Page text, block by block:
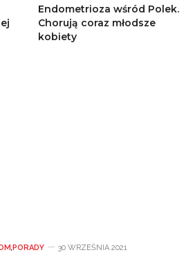
Endometrioza wśród Polek.
Chorują coraz młodsze
kobiety
,PORADY 30 WRZEŚNIA 2021